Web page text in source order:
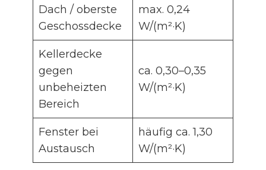
Dach / oberste
Geschossdecke
max. 0,24
W/(m²·K)
Kellerdecke
gegen
unbeheizten
Bereich
ca. 0,30–0,35
W/(m²·K)
Fenster bei
Austausch
häufig ca. 1,30
W/(m²·K)